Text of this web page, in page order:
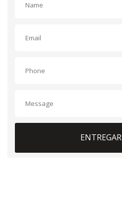
ENTREGAR